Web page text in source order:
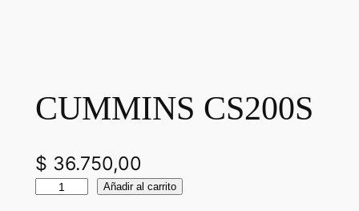
CUMMINS CS200S
$ 36.750,00
Añadir al carrito